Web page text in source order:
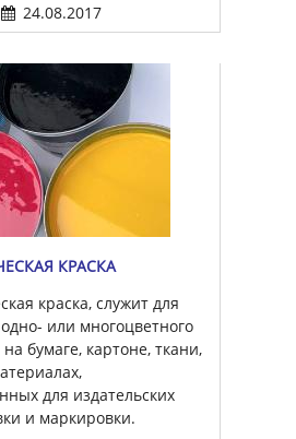
24.08.2017
КРАСКА
краска, служит для
или многоцветного
бумаге, картоне, ткани,
для издательских
и маркировки.